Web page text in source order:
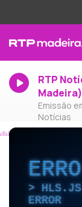
RTP
Madeira)
Emissão
Notícias
ERROR